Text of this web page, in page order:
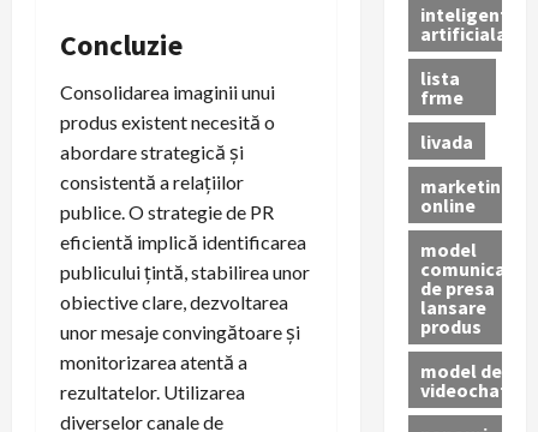
Concluzie
Consolidarea imaginii unui
produs existent necesită o
abordare strategică și
consistentă a relațiilor
publice. O strategie de PR
eficientă implică identificarea
publicului țintă, stabilirea unor
obiective clare, dezvoltarea
unor mesaje convingătoare și
monitorizarea atentă a
rezultatelor. Utilizarea
diverselor canale de
inteligenta
artificiala
lista
frme
livada
marketing
online
model
comunicat
de presa
lansare
produs
model de
videochat